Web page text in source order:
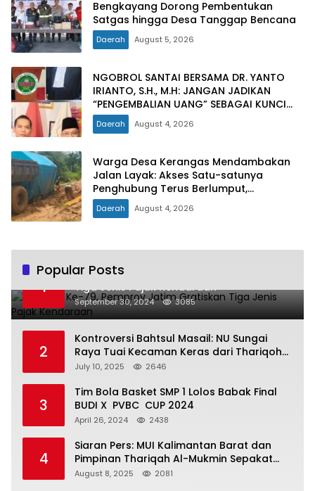
Bengkayang Dorong Pembentukan
Satgas hingga Desa Tanggap Bencana
Daerah August 5, 2026
NGOBROL SANTAI BERSAMA DR. YANTO
IRIANTO, S.H., M.H: JANGAN JADIKAN
“PENGEMBALIAN UANG” SEBAGAI KUNCI
PINTU KELUAR DARI JERATAN HUKUM
PIDANA KORUPSI
Daerah August 4, 2026
Warga Desa Kerangas Mendambakan
Jalan Layak: Akses Satu-satunya
Penghubung Terus Berlumput,
Menghambat Ekonomi dan Pelayanan
Kesehatan
Daerah August 4, 2026
Popular Posts
1
Hari Jadi Ke-79, Pemprov Jatim Gratiskan
Tiga Jenis Pajak Kendaraan
September 30, 2024 3085
2
Kontroversi Bahtsul Masail: NU Sungai
Raya Tuai Kecaman Keras dari Thariqoh
Al Mu’min
July 10, 2025 2646
3
Tim Bola Basket SMP 1 Lolos Babak Final
BUDI X PVBC CUP 2024
April 26, 2024 2438
4
Siaran Pers: MUI Kalimantan Barat dan
Pimpinan Thariqah Al-Mukmin Sepakat
Jaga Umat
August 8, 2025 2081